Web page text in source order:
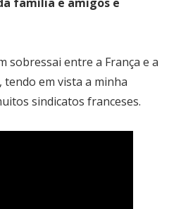
sobressai entre a França e a
em vista a minha
sindicatos franceses.